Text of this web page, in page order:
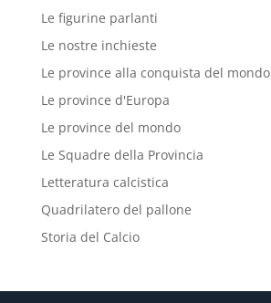
Le figurine parlanti
Le nostre inchieste
Le province alla conquista del mondo
Le province d'Europa
Le province del mondo
Le Squadre della Provincia
Letteratura calcistica
Quadrilatero del pallone
Storia del Calcio